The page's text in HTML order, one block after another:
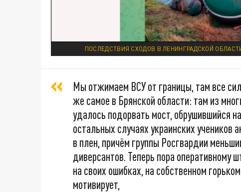
ПОСЛЕДСТВИЯ СХОДОВ В ЛЕНИНГРАДСКОЙ
Мы отжимаем ВСУ от границы, там все
же самое в Брянской области: там из
удалось подорвать мост, обрушившийся
остальных случаях украинских учеников
в плен, причём группы Росгвардии
диверсантов. Теперь пора оперативному
на своих ошибках, на собственном
мотивирует,